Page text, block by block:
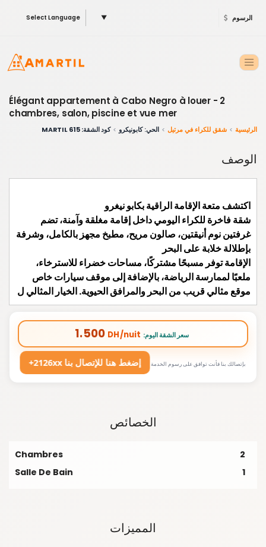
Select Language ▼ الرسوم
Élégant appartement à Cabo Negro à louer - 2
chambres, salon, piscine et vue mer
الرئيسية شقق للكراء في مرتيل الحي: كابونيكرو كود الشقة: 615 MARTIL
الوصف
اكتشف متعة الإقامة الراقية بكابو نيغرو
شقة فاخرة للكراء اليومي داخل إقامة مغلقة وآمنة، تضم
غرفتين نوم أنيقتين، صالون مريح، مطبخ مجهز بالكامل، وشرفة
بإطلالة خلابة على البحر
الإقامة توفر مسبحًا مشتركًا، مساحات خضراء للاسترخاء،
ملعبًا لممارسة الرياضة، بالإضافة إلى موقف سيارات خاص
موقع مثالي قريب من البحر والمرافق الحيوية. الخيار المثالي ل
1.500 DH/nuit :سعر الشقة اليوم
+2126xx إضغط هنا للإتصال بنا بإتصالك بنا فأنت توافق على رسوم الخدمة
الخصائص
Chambres
2
Salle De Bain
1
المميزات